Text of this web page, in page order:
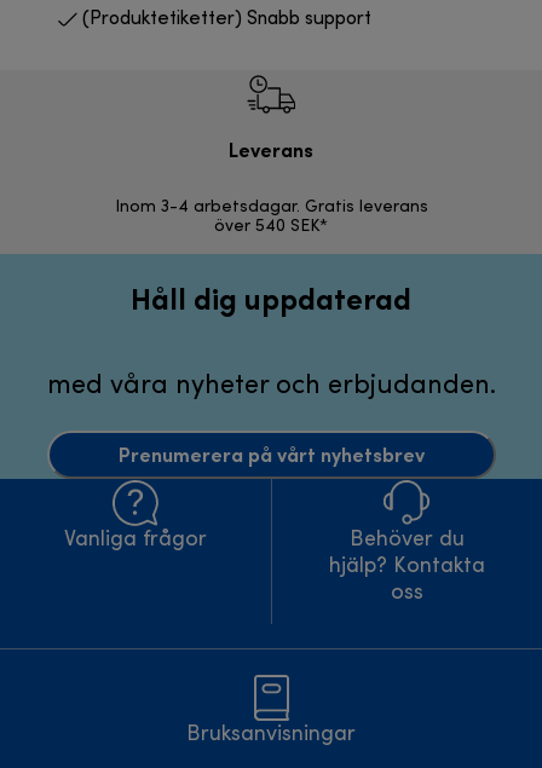
(Produktetiketter) Snabb support
Leverans
Inom 3-4 arbetsdagar. Gratis leverans
över 540 SEK*
Håll dig uppdaterad
med våra nyheter och erbjudanden.
Prenumerera på vårt nyhetsbrev
Vanliga frågor
Behöver du
hjälp? Kontakta
oss
Bruksanvisningar